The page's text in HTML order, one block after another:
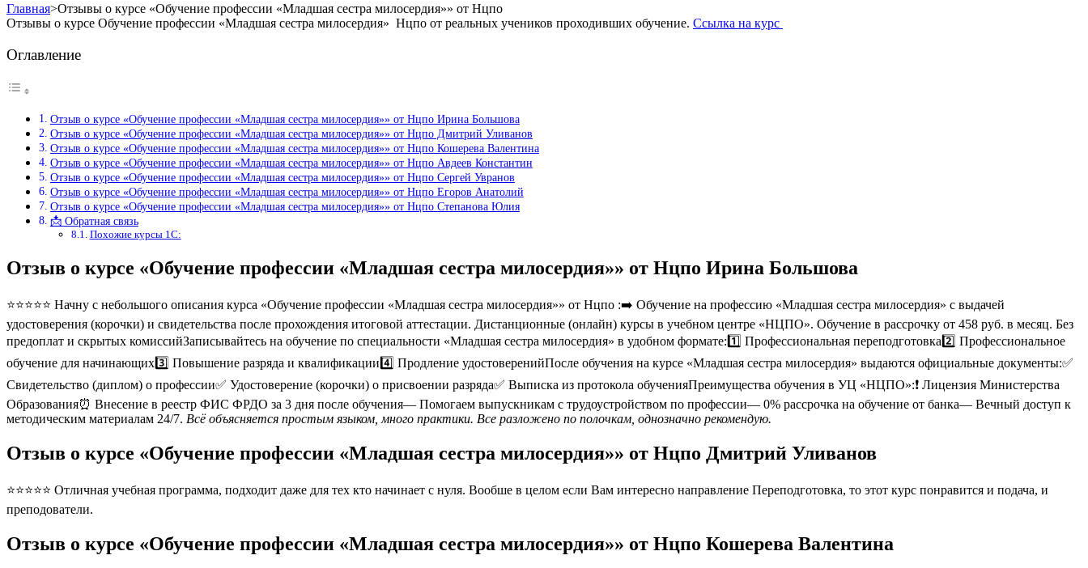
Главная>Отзывы о курсе «Обучение профессии «Младшая сестра милосердия»» от Нцпо
Отзывы о курсе Обучение профессии «Младшая сестра милосердия» Нцпо от реальных учеников проходивших обучение. Ссылка на курс
Оглавление
Отзыв о курсе «Обучение профессии «Младшая сестра милосердия»» от Нцпо Ирина Большова
Отзыв о курсе «Обучение профессии «Младшая сестра милосердия»» от Нцпо Дмитрий Уливанов
Отзыв о курсе «Обучение профессии «Младшая сестра милосердия»» от Нцпо Кошерева Валентина
Отзыв о курсе «Обучение профессии «Младшая сестра милосердия»» от Нцпо Авдеев Константин
Отзыв о курсе «Обучение профессии «Младшая сестра милосердия»» от Нцпо Сергей Увранов
Отзыв о курсе «Обучение профессии «Младшая сестра милосердия»» от Нцпо Егоров Анатолий
Отзыв о курсе «Обучение профессии «Младшая сестра милосердия»» от Нцпо Степанова Юлия
📩 Обратная связь
Похожие курсы 1С:
Отзыв о курсе «Обучение профессии «Младшая сестра милосердия»» от Нцпо Ирина Большова
⭐⭐⭐⭐⭐ Начну с небольшого описания курса «Обучение профессии «Младшая сестра милосердия»» от Нцпо :➡️ Обучение на профессию «Младшая сестра милосердия» с выдачей
удостоверения (корочки) и свидетельства после прохождения итоговой аттестации. Дистанционные (онлайн) курсы в учебном центре «НЦПО». Обучение в рассрочку от 458 руб. в месяц. Без
предоплат и скрытых комиссийЗаписывайтесь на обучение по специальности «Младшая сестра милосердия» в удобном формате:1️⃣ Профессиональная переподготовка2️⃣ Профессиональное
обучение для начинающих3️⃣ Повышение разряда и квалификации4️⃣ Продление удостоверенийПосле обучения на курсе «Младшая сестра милосердия» выдаются официальные документы:✅
Свидетельство (диплом) о профессии✅ Удостоверение (корочки) о присвоении разряда✅ Выписка из протокола обученияПреимущества обучения в УЦ «НЦПО»:❗️ Лицензия Министерства
Образования⏰ Внесение в реестр ФИС ФРДО за 3 дня после обучения— Помогаем выпускникам с трудоустройством по профессии— 0% рассрочка на обучение от банка— Вечный доступ к
методическим материалам 24/7. Всё объясняется простым языком, много практики. Все разложено по полочкам, однозначно рекомендую.
Отзыв о курсе «Обучение профессии «Младшая сестра милосердия»» от Нцпо Дмитрий Уливанов
⭐⭐⭐⭐⭐ Отличная учебная программа, подходит даже для тех кто начинает с нуля. Вообше в целом если Вам интересно направление Переподготовка, то этот курс понравится и подача, и
преподователи.
Отзыв о курсе «Обучение профессии «Младшая сестра милосердия»» от Нцпо Кошерева Валентина